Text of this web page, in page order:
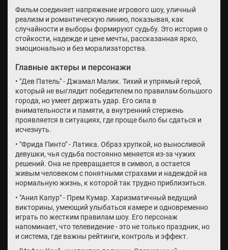
Фильм соединяет напряжение игрового шоу, уличный
реализм и романтическую линию, показывая, как
случайности и выборы формируют судьбу. Это история о
стойкости, надежде и цене мечты, рассказанная ярко,
эмоционально и без морализаторства.
Главные актеры и персонажи
• "Дев Патель" - Джамал Малик. Тихий и упрямый герой,
который не выглядит победителем по правилам большого
города, но умеет держать удар. Его сила в
внимательности и памяти, а внутренний стержень
проявляется в ситуациях, где проще было бы сдаться и
исчезнуть.
• "Фрида Пинто" - Латика. Образ хрупкой, но выносливой
девушки, чья судьба постоянно меняется из-за чужих
решений. Она не превращается в символ, а остается
живым человеком с понятными страхами и надеждой на
нормальную жизнь, к которой так трудно приблизиться.
• "Анил Капур" - Прем Кумар. Харизматичный ведущий
викторины, умеющий улыбаться камере и одновременно
играть по жестким правилам шоу. Его персонаж
напоминает, что телевидение - это не только праздник, но
и система, где важны рейтинги, контроль и эффект.